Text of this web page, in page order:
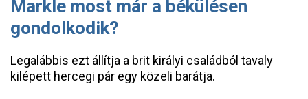
Markle most már a békülésen
gondolkodik?
Legalábbis ezt állítja a brit királyi családból tavaly
kilépett hercegi pár egy közeli barátja.